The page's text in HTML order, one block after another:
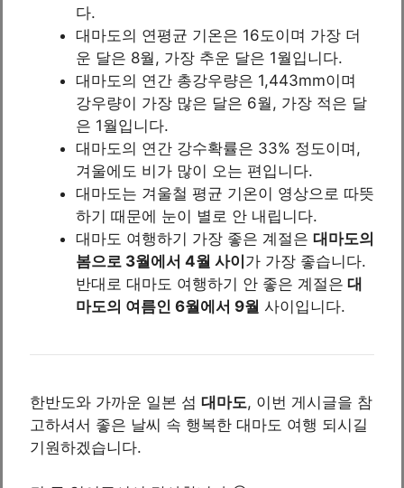
다.
대마도의 연평균 기온은 16도이며 가장 더
운 달은 8월, 가장 추운 달은 1월입니다.
대마도의 연간 총강우량은 1,443mm이며
강우량이 가장 많은 달은 6월, 가장 적은 달
은 1월입니다.
대마도의 연간 강수확률은 33% 정도이며,
겨울에도 비가 많이 오는 편입니다.
대마도는 겨울철 평균 기온이 영상으로 따뜻
하기 때문에 눈이 별로 안 내립니다.
대마도 여행하기 가장 좋은 계절은 대마도의
봄으로 3월에서 4월 사이가 가장 좋습니다.
반대로 대마도 여행하기 안 좋은 계절은 대
마도의 여름인 6월에서 9월 사이입니다.
한반도와 가까운 일본 섬 대마도, 이번 게시글을 참
고하셔서 좋은 날씨 속 행복한 대마도 여행 되시길
기원하겠습니다.